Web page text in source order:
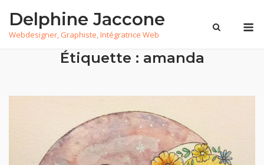
content
Delphine Jaccone
Webdesigner, Graphiste, Intégratrice Web
Étiquette : amanda